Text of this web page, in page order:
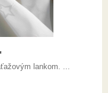
lankom. ...